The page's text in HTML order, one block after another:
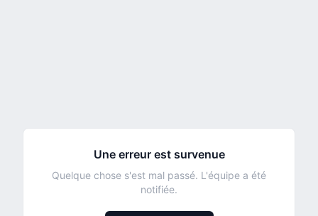
Une erreur est survenue
Quelque chose s'est mal passé. L'équipe a été
notifiée.